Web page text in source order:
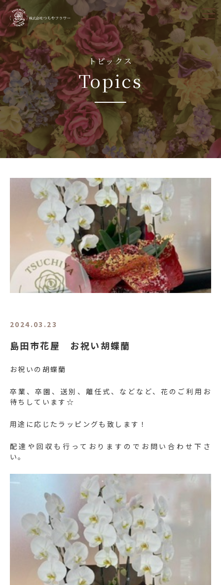
トピックス
Topics
2024.03.23
島田市花屋 お祝い胡蝶蘭
お祝いの胡蝶蘭
卒業、卒園、送別、離任式、などなど、花のご利用お
待ちしています☆
用途に応じたラッピングも致します！
配達や回収も行っておりますのでお問い合わせ下さ
い。